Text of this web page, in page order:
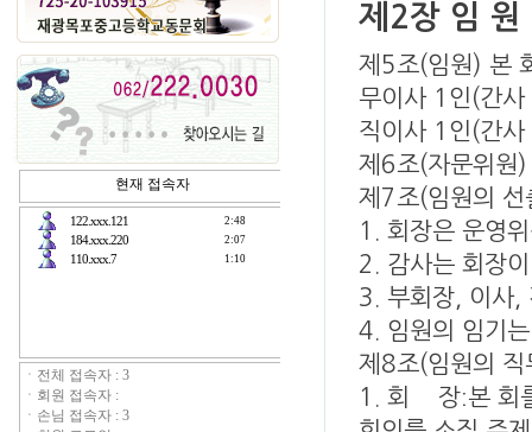
제2장 임 원
제5조(임원) 본
무이사 1인(간
직이사 1인(간
제6조(자문위원
제7조(임원의 선
1. 회장은 운영
2. 감사는 회장
3. 부회장, 이사,
4. 임원의 임기
제8조(임원의 직
1. 회 장ː본 회